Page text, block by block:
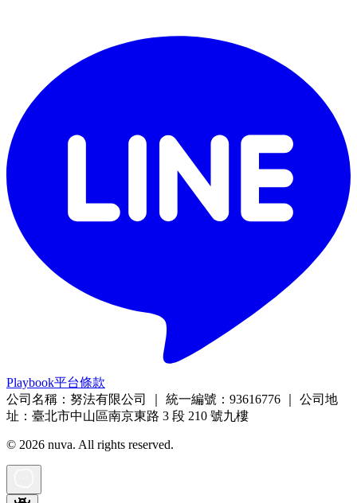
Playbook平台條款
公司名稱：努法有限公司 ｜ 統一編號：93616776 ｜ 公司地
址：臺北市中山區南京東路 3 段 210 號九樓
© 2026 nuva. All rights reserved.